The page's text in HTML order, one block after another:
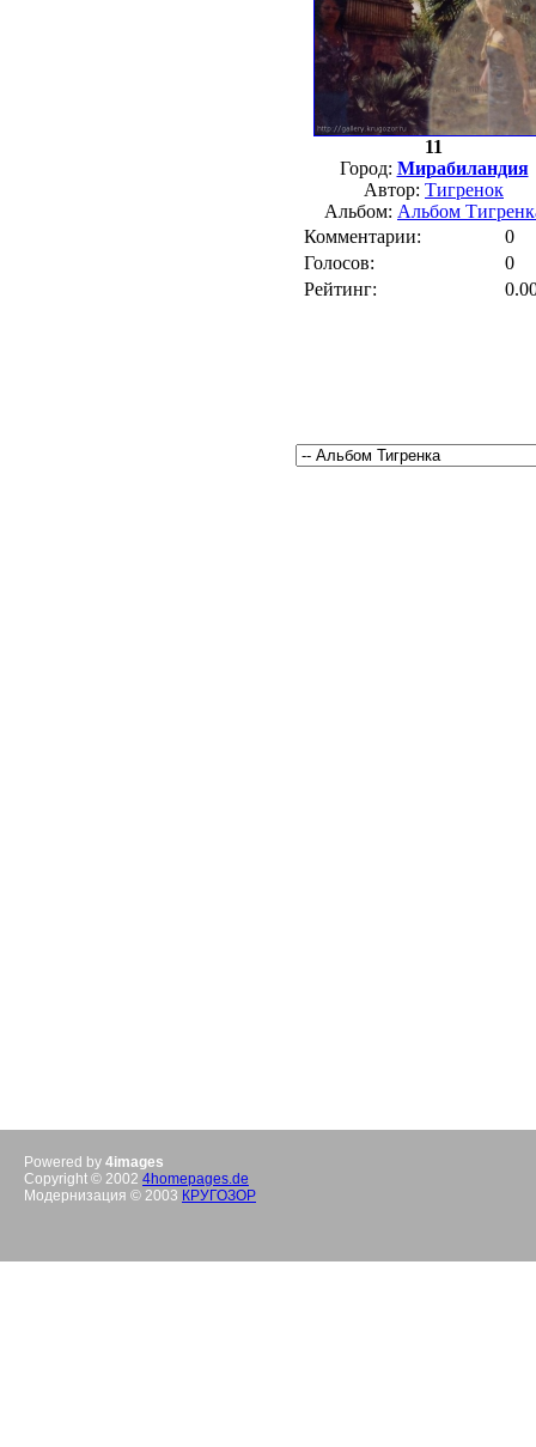
11
Город: Мирабиландия
Автор: Тигренок
Альбом: Альбом
Комментарии:
0
Голосов:
0
Рейтинг:
Powered by 4images
Copyright © 2002 4homepages.de
Модернизация © 2003 КРУГОЗОР